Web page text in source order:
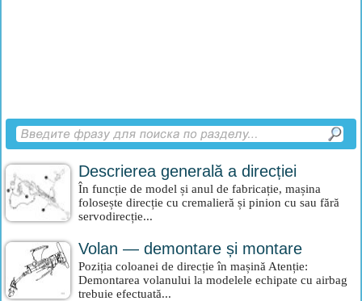
Descrierea generală a direcției
În funcție de model și anul de fabricație, mașina
folosește direcție cu cremalieră și pinion cu sau fără
servodirecție...
Volan — demontare și montare
Poziția coloanei de direcție în mașină Atenție:
Demontarea volanului la modelele echipate cu airbag
trebuie efectuată...